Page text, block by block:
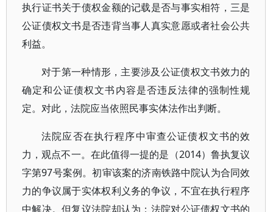
执行证书关于债权金额的记载是否与事实相符，三是
公证债权文书是否违背当事人真实意愿或者社会公共
利益。
对于第一种情形，主要涉及公证债权文书效力的
确定和公证债权文书内容是否违反法律的强制性规
定。对此，法院应当依照民事实体法作出判断。
法院应否在执行程序中审查公证债权文书的效
力，观点不一。在此值得一提的是（2014）鲁执复议
字第97号案例。初审该案的济南铁路中院认为合同效
力的争议属于实体权利义务的争议，不宜在执行程序
中解决。但复议法院却认为：法院对公证债权文书的